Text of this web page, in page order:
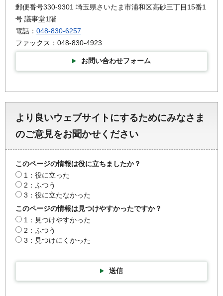
郵便番号330-9301 埼玉県さいたま市浦和区高砂三丁目15番1
号 議事堂1階
電話： 048-830-6257
ファックス：048-830-4923
お問い合わせフォーム
より良いウェブサイトにするためにみなさま
のご意見をお聞かせください
このページの情報は役に立ちましたか？
1：役に立った
2：ふつう
3：役に立たなかった
このページの情報は見つけやすかったですか？
1：見つけやすかった
2：ふつう
3：見つけにくかった
送信